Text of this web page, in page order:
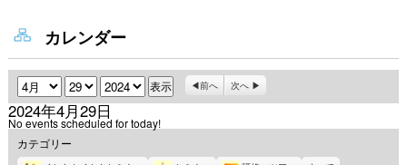
カレンダー
月 日 年 前へ 次へ
2024年4月29日
No events scheduled for today!
カテゴリー